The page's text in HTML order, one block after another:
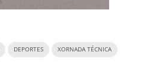
DEPORTES XORNADA TÉCNICA